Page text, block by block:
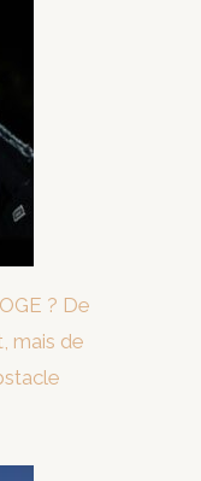
? De
mais de